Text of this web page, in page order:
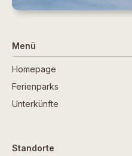
Menü
Homepage
Ferienparks
Unterkünfte
Standorte